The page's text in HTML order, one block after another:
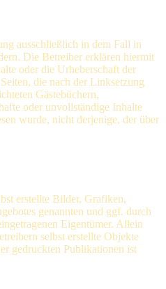
ausschließlich in dem Fall in
Die Betreiber erklären hiermit
oder die Urheberschaft der
die nach der Linksetzung
Gästebüchern,
oder unvollständige Inhalte
wurde, nicht derjenige, der über
erstellte Bilder, Grafiken,
genannten und ggf. durch
Eigentümer. Allein
selbst erstellte Objekte
gedruckten Publikationen ist